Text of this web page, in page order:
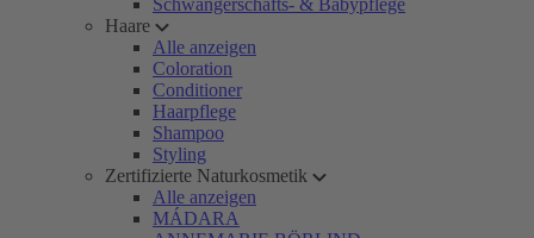
Schwangerschafts- & Babypflege
Haare
Alle anzeigen
Coloration
Conditioner
Haarpflege
Shampoo
Styling
Zertifizierte Naturkosmetik
Alle anzeigen
MÁDARA